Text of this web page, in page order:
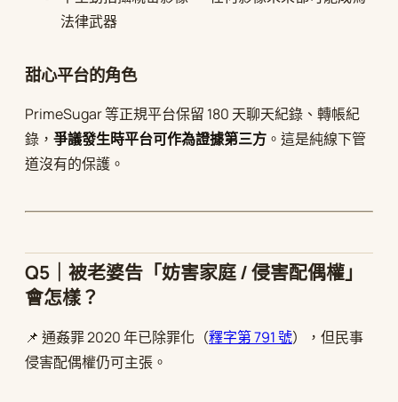
法律武器
甜心平台的角色
PrimeSugar 等正規平台保留 180 天聊天紀錄、轉帳紀
錄， 爭議發生時平台可作為證據第三方 。這是純線下管
道沒有的保護。
Q5｜被老婆告「妨害家庭 / 侵害配偶權」
會怎樣？
📌 通姦罪 2020 年已除罪化（釋字第 791 號），但民事
侵害配偶權仍可主張。